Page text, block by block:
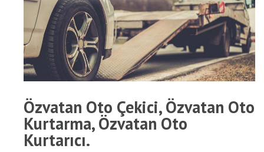
Özvatan Oto Çekici, Özvatan Oto
Kurtarma, Özvatan Oto
Kurtarıcı.